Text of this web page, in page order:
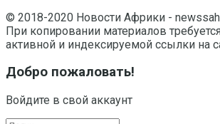
© 2018-2020 Новости Африки -
При копировании материалов
активной и индексируемой ссылки на
Добро пожаловать!
Войдите в свой аккаунт